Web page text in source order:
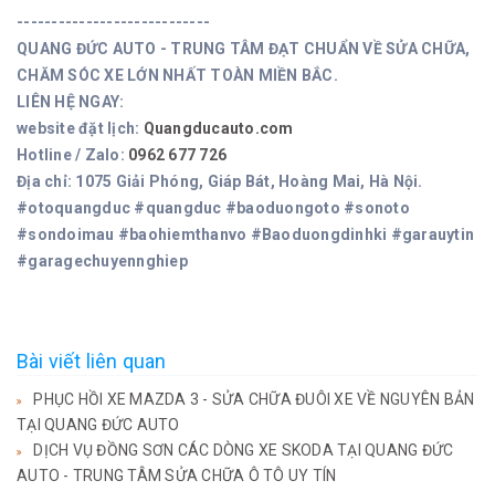
----------------------------
QUANG ĐỨC AUTO - TRUNG TÂM ĐẠT CHUẨN VỀ SỬA CHỮA,
CHĂM SÓC XE LỚN NHẤT TOÀN MIỀN BẮC.
LIÊN HỆ NGAY:
website đặt lịch: Quangducauto.com
Hotline / Zalo: 0962 677 726
Địa chỉ: 1075 Giải Phóng, Giáp Bát, Hoàng Mai, Hà Nội.
#otoquangduc #quangduc #baoduongoto #sonoto
#sondoimau #baohiemthanvo #Baoduongdinhki #garauytin
#garagechuyennghiep
Bài viết liên quan
PHỤC HỒI XE MAZDA 3 - SỬA CHỮA ĐUÔI XE VỀ NGUYÊN BẢN
TẠI QUANG ĐỨC AUTO
DỊCH VỤ ĐỒNG SƠN CÁC DÒNG XE SKODA TẠI QUANG ĐỨC
AUTO - TRUNG TÂM SỬA CHỮA Ô TÔ UY TÍN